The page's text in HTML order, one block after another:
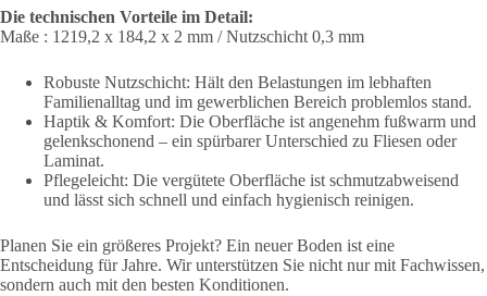
Die technischen Vorteile im Detail:
Maße : 1219,2 x 184,2 x 2 mm / Nutzschicht 0,3 mm
Robuste Nutzschicht: Hält den Belastungen im lebhaften
Familienalltag und im gewerblichen Bereich problemlos stand.
Haptik & Komfort: Die Oberfläche ist angenehm fußwarm und
gelenkschonend – ein spürbarer Unterschied zu Fliesen oder
Laminat.
Pflegeleicht: Die vergütete Oberfläche ist schmutzabweisend
und lässt sich schnell und einfach hygienisch reinigen.
Planen Sie ein größeres Projekt? Ein neuer Boden ist eine
Entscheidung für Jahre. Wir unterstützen Sie nicht nur mit Fachwissen,
sondern auch mit den besten Konditionen.